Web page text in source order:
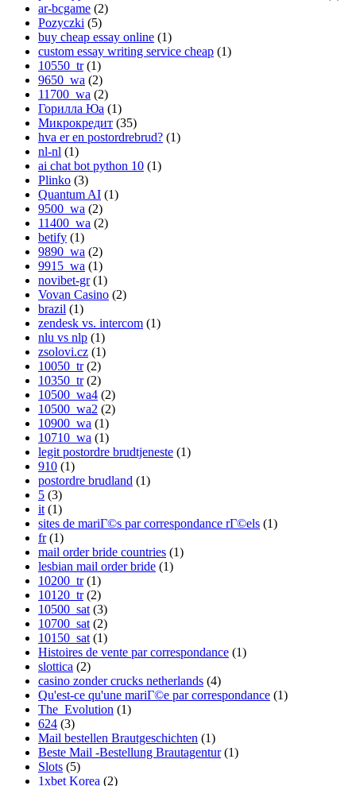
ar-bcgame (2)
Pozyczki (5)
buy cheap essay online (1)
custom essay writing service cheap (1)
10550_tr(1)
9650_wa (2)
11700_wa (2)
Горилла Юа (1)
Микрокредит (35)
hva er en postordrebrud? (1)
nl-nl (1)
ai chat bot python 10 (1)
Plinko (3)
Quantum AI (1)
9500_wa (2)
11400_wa (2)
betify (1)
9890_wa (2)
9915_wa (1)
novibet-gr(1)
Vovan Casino (2)
brazil (1)
zendesk vs. intercom (1)
nlu vs nlp (1)
zsolovi.cz (1)
10050_tr(2)
10350_tr(2)
10500_wa4 (2)
10500_wa2 (2)
10900_wa (1)
10710_wa (1)
legit postordre brudtjeneste (1)
910 (1)
postordre brudland (1)
5 (3)
it (1)
sites de mariГ©s par correspondance rГ©els (1)
fr(1)
mail order bride countries (1)
lesbian mail order bride (1)
10200_tr(1)
10120_tr(2)
10500_sat (3)
10700_sat (2)
10150_sat (1)
Histoires de vente par correspondance (1)
slottica (2)
casino zonder crucks netherlands (4)
Qu'est-ce qu'une mariГ©e par correspondance (1)
The_Evolution (1)
624 (3)
Mail bestellen Brautgeschichten (1)
Beste Mail -Bestellung Brautagentur(1)
Slots (5)
1xbet Korea (2)